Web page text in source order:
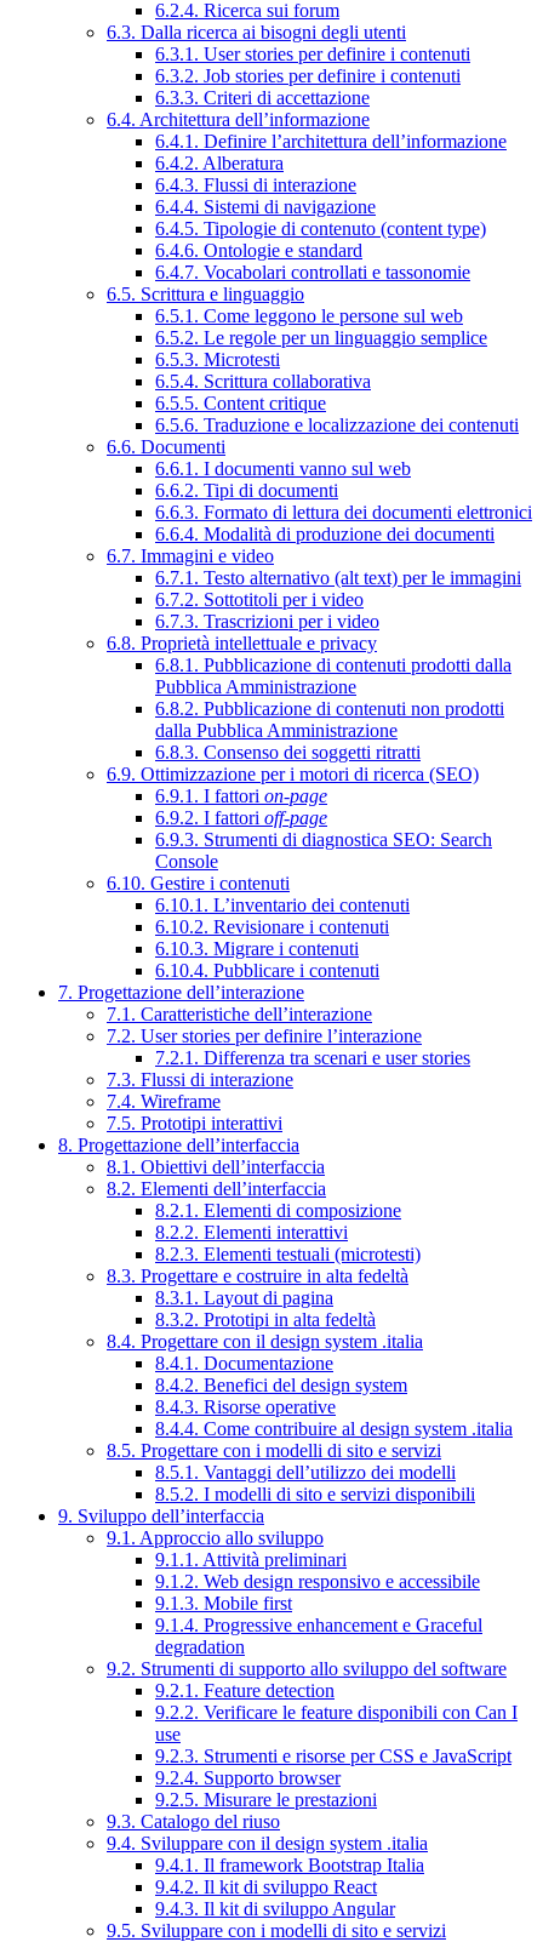
6.2.4. Ricerca sui forum
6.3. Dalla ricerca ai bisogni degli utenti
6.3.1. User stories per definire i contenuti
6.3.2. Job stories per definire i contenuti
6.3.3. Criteri di accettazione
6.4. Architettura dell’informazione
6.4.1. Definire l’architettura dell’informazione
6.4.2. Alberatura
6.4.3. Flussi di interazione
6.4.4. Sistemi di navigazione
6.4.5. Tipologie di contenuto (content type)
6.4.6. Ontologie e standard
6.4.7. Vocabolari controllati e tassonomie
6.5. Scrittura e linguaggio
6.5.1. Come leggono le persone sul web
6.5.2. Le regole per un linguaggio semplice
6.5.3. Microtesti
6.5.4. Scrittura collaborativa
6.5.5. Content critique
6.5.6. Traduzione e localizzazione dei contenuti
6.6. Documenti
6.6.1. I documenti vanno sul web
6.6.2. Tipi di documenti
6.6.3. Formato di lettura dei documenti elettronici
6.6.4. Modalità di produzione dei documenti
6.7. Immagini e video
6.7.1. Testo alternativo (alt text) per le immagini
6.7.2. Sottotitoli per i video
6.7.3. Trascrizioni per i video
6.8. Proprietà intellettuale e privacy
6.8.1. Pubblicazione di contenuti prodotti dalla
Pubblica Amministrazione
6.8.2. Pubblicazione di contenuti non prodotti
dalla Pubblica Amministrazione
6.8.3. Consenso dei soggetti ritratti
6.9. Ottimizzazione per i motori di ricerca (SEO)
6.9.1. I fattori on-page
6.9.2. I fattori off-page
6.9.3. Strumenti di diagnostica SEO: Search
Console
6.10. Gestire i contenuti
6.10.1. L’inventario dei contenuti
6.10.2. Revisionare i contenuti
6.10.3. Migrare i contenuti
6.10.4. Pubblicare i contenuti
7. Progettazione dell’interazione
7.1. Caratteristiche dell’interazione
7.2. User stories per definire l’interazione
7.2.1. Differenza tra scenari e user stories
7.3. Flussi di interazione
7.4. Wireframe
7.5. Prototipi interattivi
8. Progettazione dell’interfaccia
8.1. Obiettivi dell’interfaccia
8.2. Elementi dell’interfaccia
8.2.1. Elementi di composizione
8.2.2. Elementi interattivi
8.2.3. Elementi testuali (microtesti)
8.3. Progettare e costruire in alta fedeltà
8.3.1. Layout di pagina
8.3.2. Prototipi in alta fedeltà
8.4. Progettare con il design system .italia
8.4.1. Documentazione
8.4.2. Benefici del design system
8.4.3. Risorse operative
8.4.4. Come contribuire al design system .italia
8.5. Progettare con i modelli di sito e servizi
8.5.1. Vantaggi dell’utilizzo dei modelli
8.5.2. I modelli di sito e servizi disponibili
9. Sviluppo dell’interfaccia
9.1. Approccio allo sviluppo
9.1.1. Attività preliminari
9.1.2. Web design responsivo e accessibile
9.1.3. Mobile first
9.1.4. Progressive enhancement e Graceful
degradation
9.2. Strumenti di supporto allo sviluppo del software
9.2.1. Feature detection
9.2.2. Verificare le feature disponibili con Can I
use
9.2.3. Strumenti e risorse per CSS e JavaScript
9.2.4. Supporto browser
9.2.5. Misurare le prestazioni
9.3. Catalogo del riuso
9.4. Sviluppare con il design system .italia
9.4.1. Il framework Bootstrap Italia
9.4.2. Il kit di sviluppo React
9.4.3. Il kit di sviluppo Angular
9.5. Sviluppare con i modelli di sito e servizi